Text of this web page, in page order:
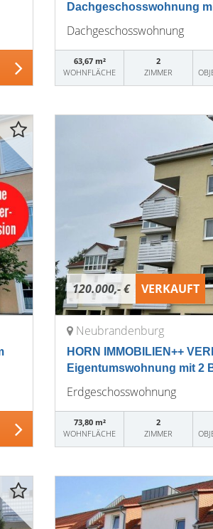
Dachgeschosswohnung
Dachgeschosswohnung
63,67 m²
WOHNFLÄCHE
2
ZIMMER
120.000,- € VERKAUFT
Neubrandenburg
HORN IMMOBILIEN++
Eigentumswohnung mit 2
Erdgeschosswohnung
73,80 m²
WOHNFLÄCHE
2
ZIMMER